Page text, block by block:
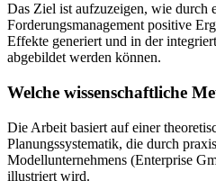
Das Ziel ist aufzuzeigen, wie durch
Forderungsmanagement positive
Effekte generiert und in der
abgebildet werden können.
Welche wissenschaftliche
Die Arbeit basiert auf einer
Planungssystematik, die durch
Modellunternehmens (Enterprise
illustriert wird.